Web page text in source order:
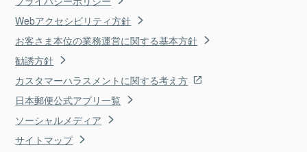
Webアクセシビリティ方針
お客さま本位の業務運営に関する基本方針
勧誘方針
カスタマーハラスメントに関する考え方
日本郵便公式アプリ一覧
ソーシャルメディア
サイトマップ